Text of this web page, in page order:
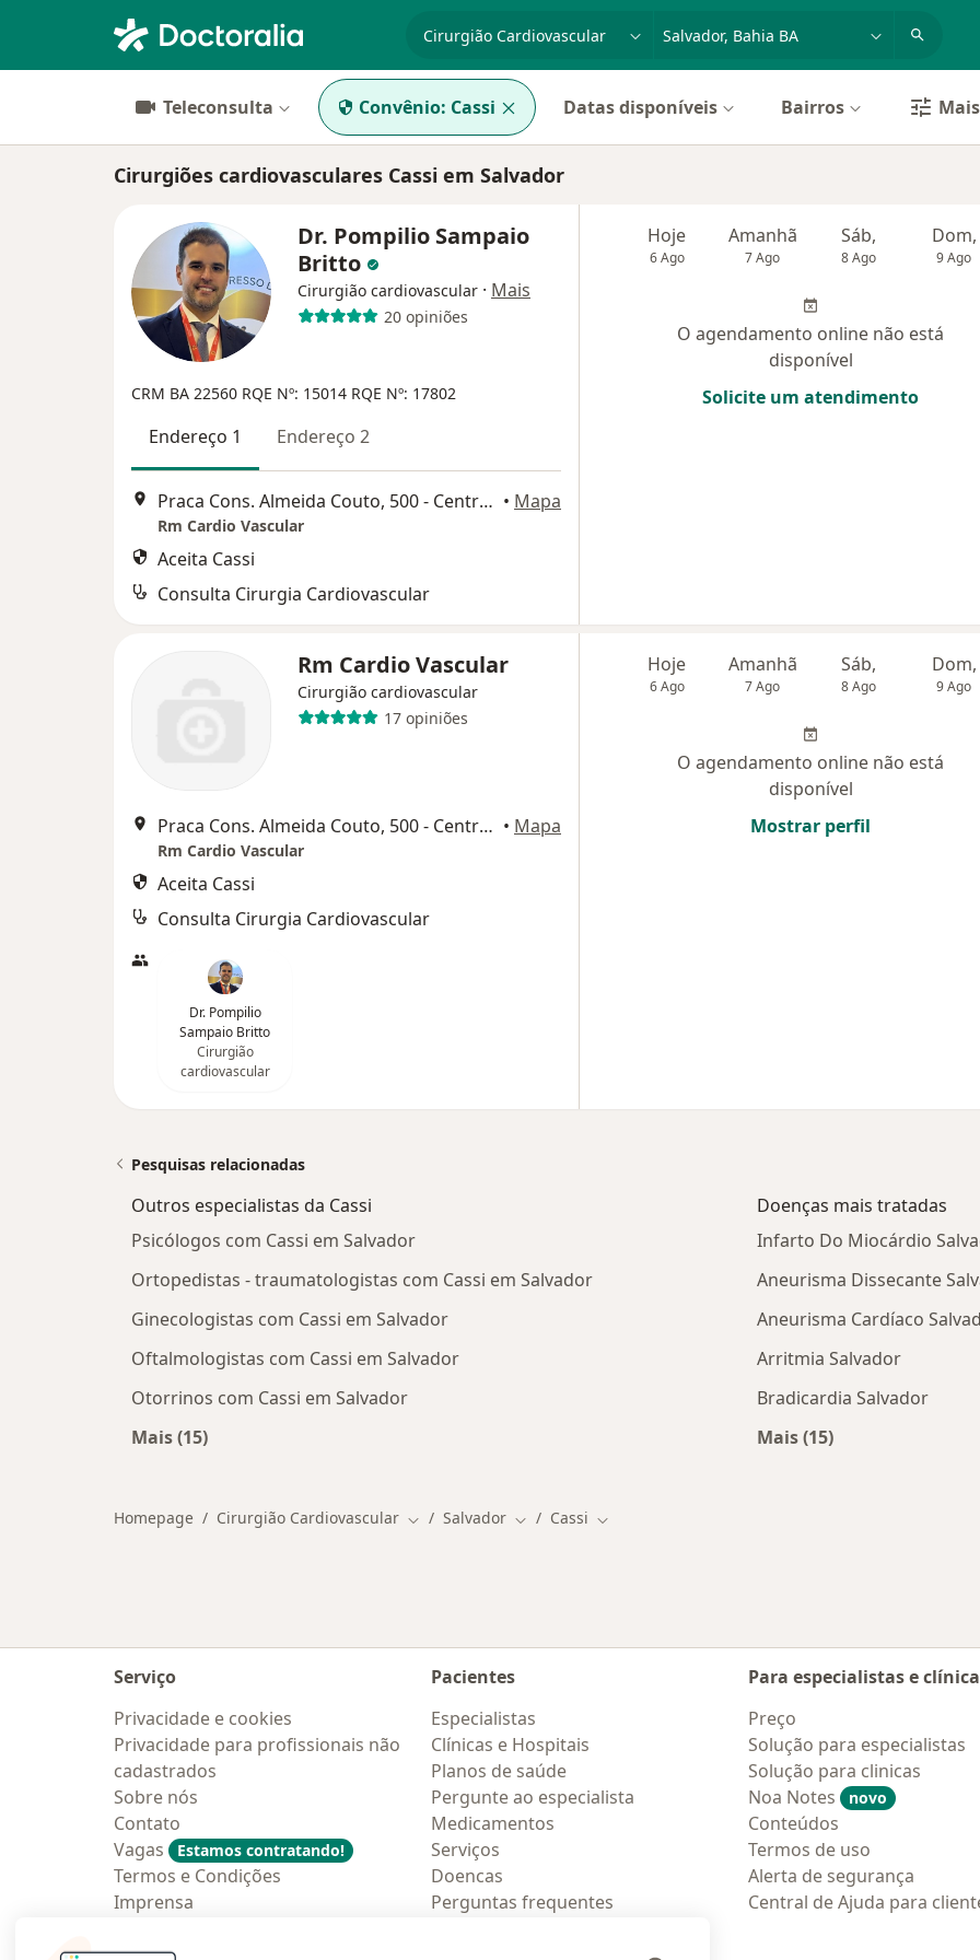
Teleconsulta Convênio: Cassi Datas disponíveis Bairros
Cirurgiões cardiovasculares Cassi em Salvador
Dr. Pompilio Sampaio
Britto
Cirurgião cardiovascular · Mais
20 opiniões
CRM BA 22560 RQE Nº: 15014 RQE Nº: 17802
Endereço 1 Endereço 2
Praca Cons. Almeida Couto, 500 - Centro Medico Prof. Celso Figueroa sala 113 , Nazare, Salvador • Mapa
Rm Cardio Vascular
Aceita Cassi
Consulta Cirurgia Cardiovascular
Hoje
6 Ago
Amanhã
7 Ago
Sáb,
8 Ago
Dom,
9 Ago
O agendamento online não está
disponível
Solicite um atendimento
Rm Cardio Vascular
Cirurgião cardiovascular
17 opiniões
Praca Cons. Almeida Couto, 500 - Centro Medico Prof. Celso Figueroa sala 113 , Nazare, Salvador • Mapa
Rm Cardio Vascular
Aceita Cassi
Consulta Cirurgia Cardiovascular
Dr. Pompilio
Sampaio Britto
Cirurgião
cardiovascular
Hoje
6 Ago
Amanhã
7 Ago
Sáb,
8 Ago
Dom,
9 Ago
O agendamento online não está
disponível
Mostrar perfil
Pesquisas relacionadas
Outros especialistas da Cassi
Psicólogos com Cassi em Salvador
Ortopedistas - traumatologistas com Cassi em Salvador
Ginecologistas com Cassi em Salvador
Oftalmologistas com Cassi em Salvador
Otorrinos com Cassi em Salvador
Mais (15)
Doenças mais tratadas
Infarto Do Miocárdio
Aneurisma Dissecante
Aneurisma Cardíaco
Arritmia Salvador
Bradicardia Salvador
Mais (15)
Homepage Cirurgião Cardiovascular Mudar de cidade
Salvador Mudar de cidade
Cassi Mudar de cidade
Serviço
Privacidade e cookies
Privacidade para profissionais não
cadastrados
Sobre nós
Contato
Vagas
Estamos contratando!
Termos e Condições
Imprensa
Pacientes
Especialistas
Clínicas e Hospitais
Planos de saúde
Pergunte ao especialista
Medicamentos
Serviços
Doencas
Perguntas frequentes
Para especialistas e
Preço
Solução para especialistas
Solução para clinicas
Noa Notes
novo
Conteúdos
Termos de uso
Alerta de segurança
Central de Ajuda para